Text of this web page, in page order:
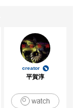
creator
平賀淳